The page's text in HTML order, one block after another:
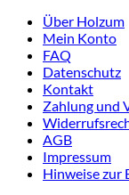
Über Holzum
Mein Konto
FAQ
Datenschutz
Kontakt
Zahlung und
AGB
Impressum
Hinweise zur